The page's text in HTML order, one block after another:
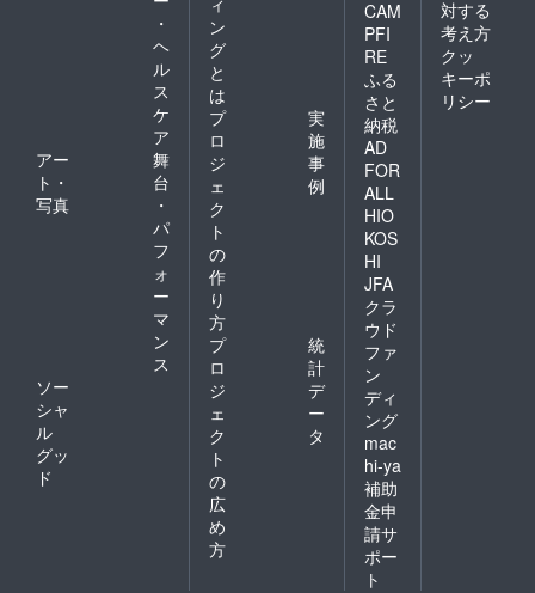
・
ヘ
ル
ス
ケ
ア
アー
ト・
写真
舞
台
・
パ
フ
ォ
ー
マ
ン
ス
ソー
シャ
ル
グッ
ド
ン
グ
と
は
プ
ロ
ジ
ェ
ク
ト
の
作
り
方
実
施
事
例
プ
ロ
ジ
ェ
ク
ト
の
広
め
方
統
計
デ
ー
タ
CAM
PFI
RE
ふる
さと
納税
AD
FOR
ALL
HIO
KOS
HI
JFA
クラ
ウド
ファ
ン
ディ
ング
mac
hi-ya
補助
金申
請サ
ポー
ト
対する
考え方
クッ
キーポ
リシー